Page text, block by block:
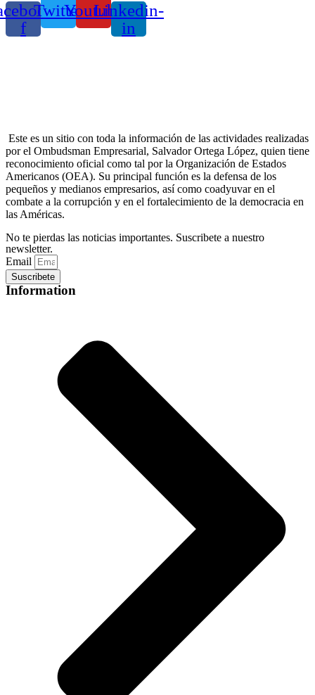
f
TwitterYoutubeLinkedin-
in
Este es un sitio con toda la información de las actividades realizadas
por el Ombudsman Empresarial, Salvador Ortega López, quien tiene
reconocimiento oficial como tal por la Organización de Estados
Americanos (OEA). Su principal función es la defensa de los
pequeños y medianos empresarios, así como coadyuvar en el
combate a la corrupción y en el fortalecimiento de la democracia en
las Américas.
No te pierdas las noticias importantes. Suscribete a nuestro
newsletter.
Email
Suscribete
Information